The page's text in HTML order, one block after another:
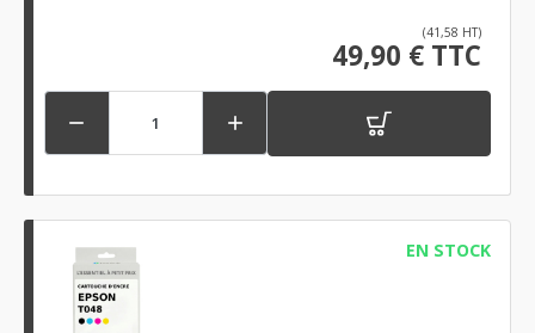
(41,58 HT)
49,90 € TTC
 
EN STOCK